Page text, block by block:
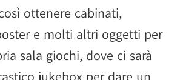
ottenere cabinati,
e molti altri oggetti per
sala giochi, dove ci sarà
jukebox per dare un